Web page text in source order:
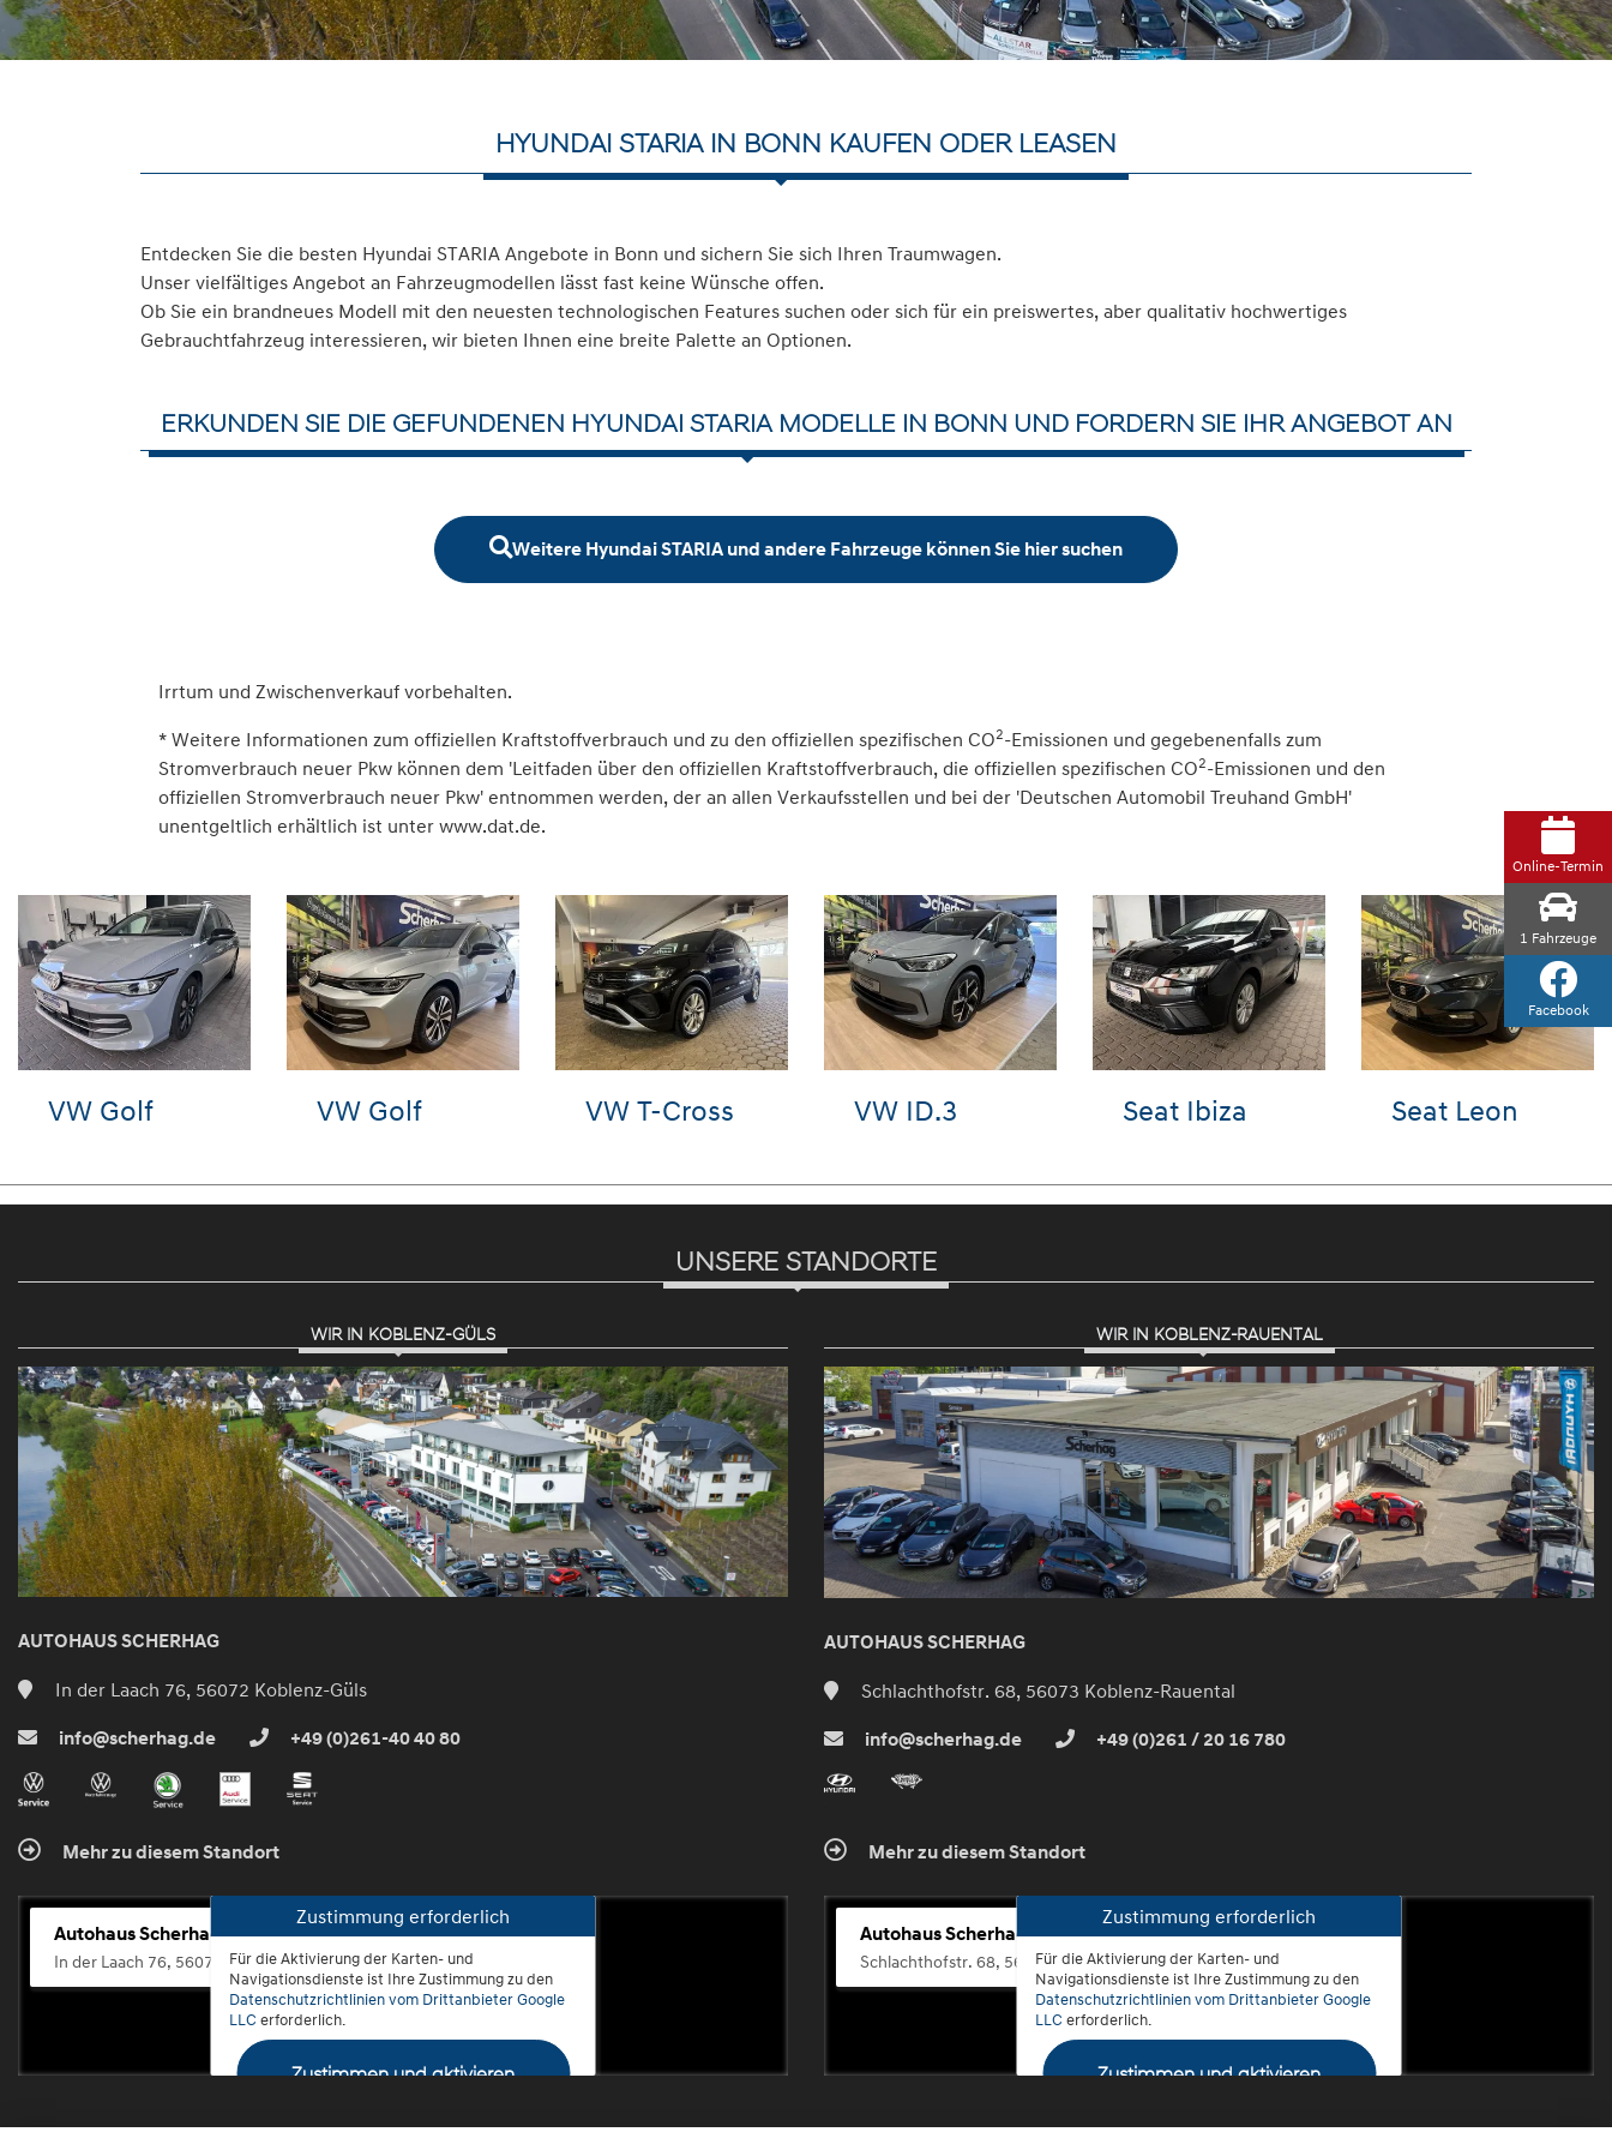
HYUNDAI STARIA IN BONN KAUFEN ODER LEASEN
Entdecken Sie die besten Hyundai STARIA Angebote in Bonn und sichern Sie sich Ihren Traumwagen.
Unser vielfältiges Angebot an Fahrzeugmodellen lässt fast keine Wünsche offen.
Ob Sie ein brandneues Modell mit den neuesten technologischen Features suchen oder sich für ein preiswertes, aber qualitativ hochwertiges
Gebrauchtfahrzeug interessieren, wir bieten Ihnen eine breite Palette an Optionen.
ERKUNDEN SIE DIE GEFUNDENEN HYUNDAI STARIA MODELLE IN BONN UND FORDERN SIE IHR ANGEBOT AN
Weitere Hyundai STARIA und andere Fahrzeuge können Sie hier suchen
Irrtum und Zwischenverkauf vorbehalten.
* Weitere Informationen zum offiziellen Kraftstoffverbrauch und zu den offiziellen spezifischen CO2-Emissionen und gegebenenfalls zum
Stromverbrauch neuer Pkw können dem 'Leitfaden über den offiziellen Kraftstoffverbrauch, die offiziellen spezifischen CO2-Emissionen und den
offiziellen Stromverbrauch neuer Pkw' entnommen werden, der an allen Verkaufsstellen und bei der 'Deutschen Automobil Treuhand GmbH'
unentgeltlich erhältlich ist unter www.dat.de.
Ibiza Seat Leon Audi e-tron
UNSERE STANDORTE
WIR IN KOBLENZ-GÜLS
AUTOHAUS SCHERHAG
In der Laach 76, 56072 Koblenz-Güls
info@scherhag.de +49 (0)261-40 40 80
Mehr zu diesem Standort
Autohaus Scherhag
In der Laach 76, 56072 Koblenz-Güls
Zustimmung erforderlich
Für die Aktivierung der Karten- und
Navigationsdienste ist Ihre Zustimmung zu den
Datenschutzrichtlinien vom Drittanbieter Google
LLC erforderlich.
Zustimmen und aktivieren
WIR IN KOBLENZ-RAUENTAL
AUTOHAUS SCHERHAG
Schlachthofstr. 68, 56073 Koblenz-Rauental
info@scherhag.de +49 (0)261 / 20 16 780
Mehr zu diesem Standort
Autohaus Scherhag
Schlachthofstr. 68, 56073 Koblenz-Rauental
Zustimmung erforderlich
Für die Aktivierung der Karten- und
Navigationsdienste ist Ihre Zustimmung zu den
Datenschutzrichtlinien vom Drittanbieter Google
LLC erforderlich.
Zustimmen und aktivieren
Online-Termin
1 Fahrzeuge
Facebook